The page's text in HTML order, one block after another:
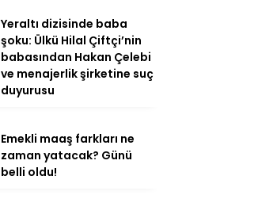
Yeraltı dizisinde baba
şoku: Ülkü Hilal Çiftçi’nin
babasından Hakan Çelebi
ve menajerlik şirketine suç
duyurusu
Emekli maaş farkları ne
zaman yatacak? Günü
belli oldu!